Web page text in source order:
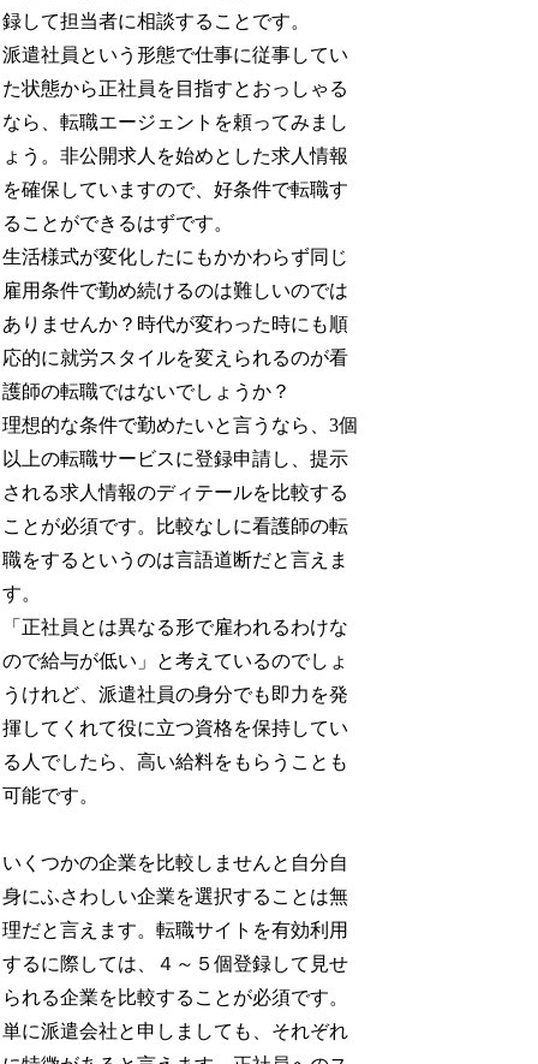
録して担当者に相談することです。
派遣社員という形態で仕事に従事してい
た状態から正社員を目指すとおっしゃる
なら、転職エージェントを頼ってみまし
ょう。非公開求人を始めとした求人情報
を確保していますので、好条件で転職す
ることができるはずです。
生活様式が変化したにもかかわらず同じ
雇用条件で勤め続けるのは難しいのでは
ありませんか？時代が変わった時にも順
応的に就労スタイルを変えられるのが看
護師の転職ではないでしょうか？
理想的な条件で勤めたいと言うなら、3個
以上の転職サービスに登録申請し、提示
される求人情報のディテールを比較する
ことが必須です。比較なしに看護師の転
職をするというのは言語道断だと言えま
す。
「正社員とは異なる形で雇われるわけな
ので給与が低い」と考えているのでしょ
うけれど、派遣社員の身分でも即力を発
揮してくれて役に立つ資格を保持してい
る人でしたら、高い給料をもらうことも
可能です。
いくつかの企業を比較しませんと自分自
身にふさわしい企業を選択することは無
理だと言えます。転職サイトを有効利用
するに際しては、４～５個登録して見せ
られる企業を比較することが必須です。
単に派遣会社と申しましても、それぞれ